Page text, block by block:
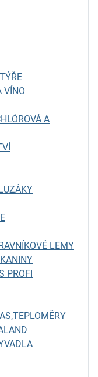
VÍNO
A
LEMY
PROFI